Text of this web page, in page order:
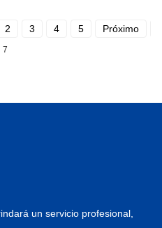
2 3 4 5 Próximo
7
un servicio profesional,